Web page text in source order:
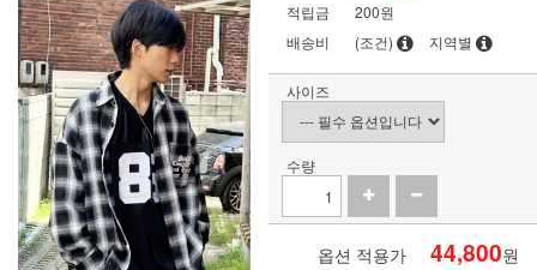
적립금
200원
배송비
(조건) 지역별
사이즈
수량
옵션 적용가 44,800원